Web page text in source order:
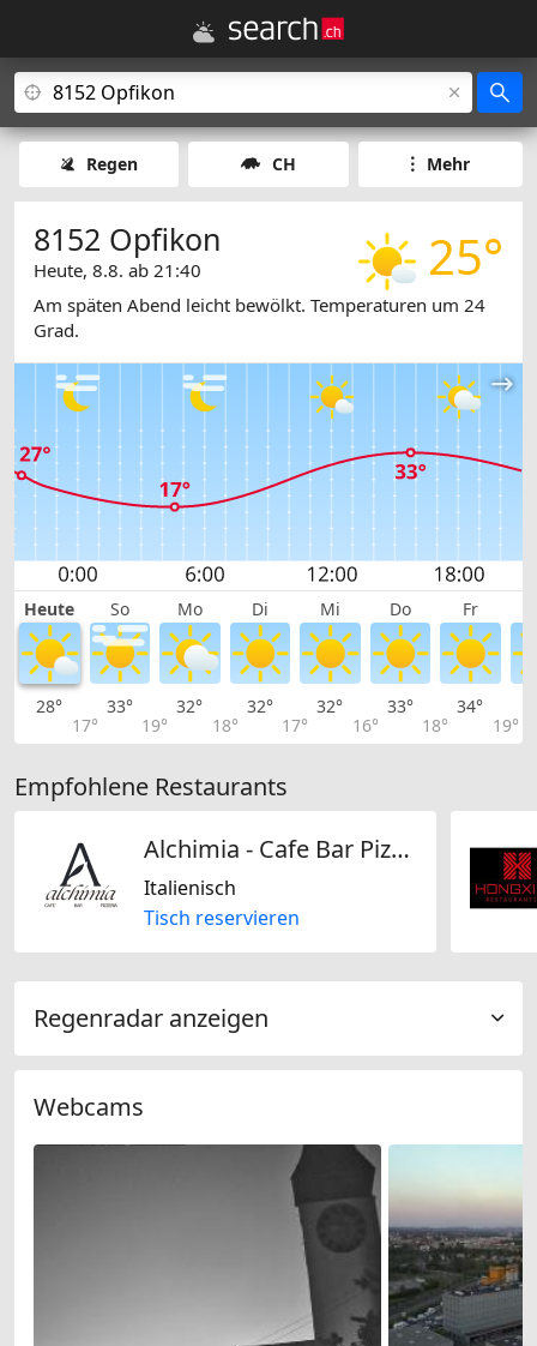
Regen CH Mehr
25°
8152 Opfikon
Heute, 8.8. ab 21:40
Am späten Abend leicht bewölkt. Temperaturen um 24
Grad.
Heute So Mo Di Mi Do Fr
28°
17°
33°
19°
32°
18°
32°
17°
32°
16°
33°
18°
34°
19°
Empfohlene Restaurants
Alchimia - Cafe Bar Pizzeria Kloten
Italienisch
Tisch reservieren
Regenradar anzeigen
Webcams